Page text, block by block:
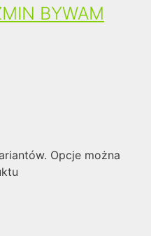
BYWAM
Opcje można